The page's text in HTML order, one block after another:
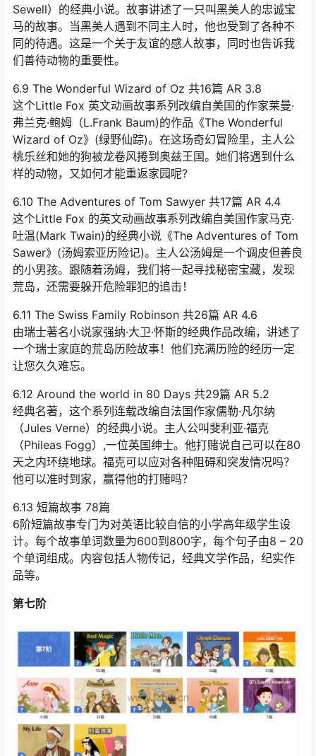
Sewell）的经典小说。故事讲述了一只叫黑美人的忠诚宝
马的故事。当黑美人遇到不同主人时，他也受到了各种不
同的待遇。这是一个关于友谊的感人故事，同时也告诉我
们善待动物的重要性。
6.9 The Wonderful Wizard of Oz 共16篇 AR 3.8
这个Little Fox 英文动画故事系列改编自美国的作家莱曼·
弗兰克·鲍姆（L.Frank Baum)的作品《The Wonderful
Wizard of Oz》(绿野仙踪)。在这场奇幻冒险里，主人公
桃乐丝和她的狗被龙卷风捲到奥兹王国。她们将遇到什么
样的动物，又如何才能重返家园呢?
6.10 The Adventures of Tom Sawyer 共17篇 AR 4.4
这个Little Fox 的英文动画故事系列改编自美国作家马克‧
吐温(Mark Twain)的经典小说《The Adventures of Tom
Sawer》(汤姆索亚历险记)。主人公汤姆是一个调皮但善良
的小男孩。跟随着汤姆，我们将一起寻找秘密宝藏，发现
荒岛，还需要躲开危险罪犯的追击！
6.11 The Swiss Family Robinson 共26篇 AR 4.6
由瑞士著名小说家强纳·大卫·怀斯的经典作品改编，讲述了
一个瑞士家庭的荒岛历险故事！他们充满历险的经历一定
让您久久难忘。
6.12 Around the world in 80 Days 共29篇 AR 5.2
经典名著，这个系列连载改编自法国作家儒勒·凡尔纳
（Jules Verne）的经典小说。主人公叫斐利亚·福克
（Phileas Fogg）,一位英国绅士。他打赌说自己可以在80
天之内环绕地球。福克可以应对各种阻碍和突发情况吗？
他可以准时到家，赢得他的打赌吗？
6.13 短篇故事 78篇
6阶短篇故事专门为对英语比较自信的小学高年级学生设
计。每个故事单词数量为600到800字，每个句子由8 – 20
个单词组成。内容包括人物传记，经典文学作品，纪实作
品等。
第七阶